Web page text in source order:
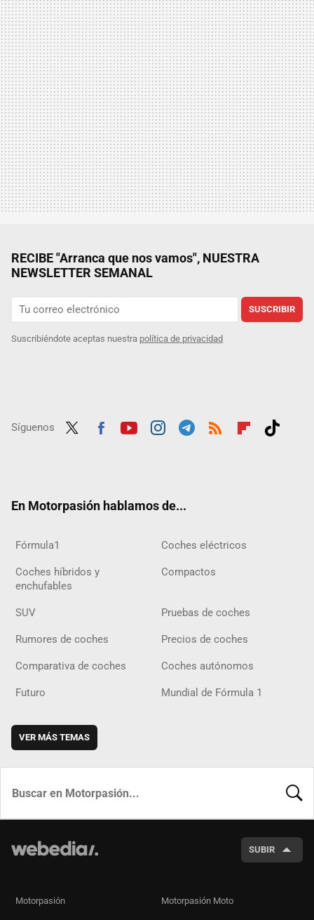
RECIBE "Arranca que nos vamos", NUESTRA
NEWSLETTER SEMANAL
SUSCRIBIR
Suscribiéndote aceptas nuestra política de privacidad
Síguenos
En Motorpasión hablamos de...
Fórmula1 Coches eléctricos
Coches híbridos y
enchufables
Compactos
SUV Pruebas de coches
Rumores de coches Precios de coches
Comparativa de coches Coches autónomos
Futuro Mundial de Fórmula 1
VER MÁS TEMAS
SUBIR
Motorpasión Motorpasión Moto